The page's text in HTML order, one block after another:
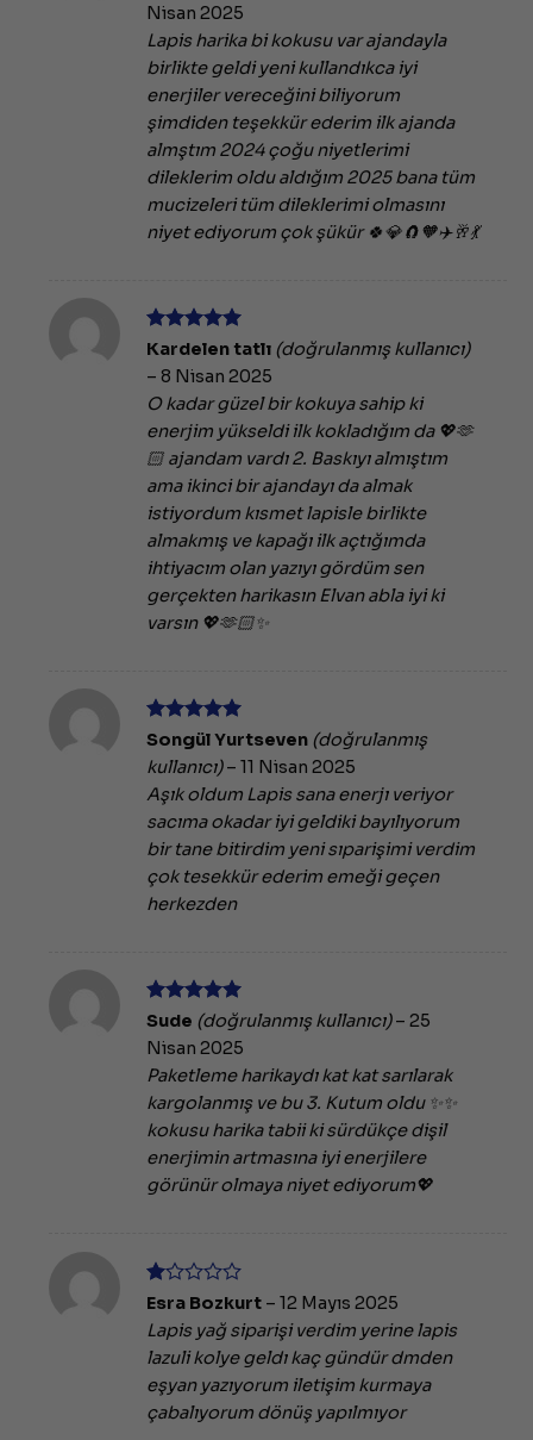
Nisan 2025
Lapis harika bi kokusu var ajandayla
birlikte geldi yeni kullandıkca iyi
enerjiler vereceğini biliyorum
şimdiden teşekkür ederim ilk ajanda
almştım 2024 çoğu niyetlerimi
dileklerim oldu aldığım 2025 bana tüm
mucizeleri tüm dileklerimi olmasını
niyet ediyorum çok şükür 🍀💎🧲🧡✈️🥂💃
5 üzerinden
Kardelen tatlı (doğrulanmış kullanıcı)
– 8 Nisan 2025
O kadar güzel bir kokuya sahip ki
enerjim yükseldi ilk kokladığım da 💖🫶
🏻 ajandam vardı 2. Baskıyı almıştım
ama ikinci bir ajandayı da almak
istiyordum kısmet lapisle birlikte
almakmış ve kapağı ilk açtığımda
ihtiyacım olan yazıyı gördüm sen
gerçekten harikasın Elvan abla iyi ki
varsın 💖🫶🏻✨
5 üzerinden
5
oy aldı
Songül Yurtseven (doğrulanmış
kullanıcı) – 11 Nisan 2025
Aşık oldum Lapis sana enerjı veriyor
sacıma okadar iyi geldiki bayılıyorum
bir tane bitirdim yeni sıparişimi verdim
çok tesekkür ederim emeği geçen
herkezden
5 üzerinden
5 oy aldı
Sude (doğrulanmış kullanıcı) – 25
Nisan 2025
Paketleme harikaydı kat kat sarılarak
kargolanmış ve bu 3. Kutum oldu ✨✨
kokusu harika tabii ki sürdükçe dişil
enerjimin artmasına iyi enerjilere
görünür olmaya niyet ediyorum💖
5
üzerinden
1
oy
Esra Bozkurt – 12 Mayıs 2025
Lapis yağ siparişi verdim yerine lapis
lazuli kolye geldı kaç gündür dmden
eşyan yazıyorum iletişim kurmaya
çabalıyorum dönüş yapılmıyor